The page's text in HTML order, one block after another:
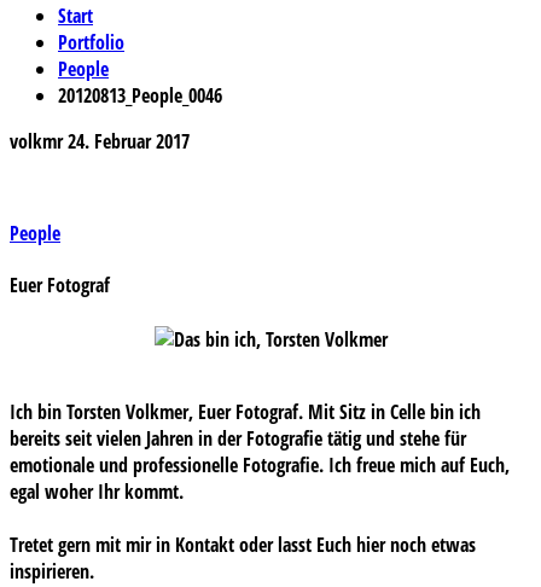
Start
Portfolio
People
20120813_People_0046
volkmr24. Februar 2017
Beitragsnavigation
People
Euer Fotograf
Ich bin Torsten Volkmer, Euer Fotograf. Mit Sitz in Celle bin ich
bereits seit vielen Jahren in der Fotografie tätig und stehe für
emotionale und professionelle Fotografie. Ich freue mich auf Euch,
egal woher Ihr kommt.
Tretet gern mit mir in Kontakt oder lasst Euch hier noch etwas
inspirieren.